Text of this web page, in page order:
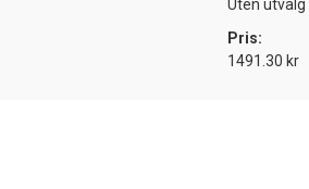
Uten utvalg
Pris:
1491.30 kr